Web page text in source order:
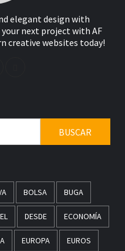
elegant design with
next project with AF
creative websites today!
BOLSA BUGA
DESDE ECONOMÍA
EUROPA EUROS